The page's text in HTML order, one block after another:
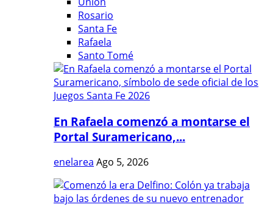
Rosario
Santa Fe
Rafaela
Santo Tomé
En Rafaela comenzó a montarse el
Portal Suramericano,...
enelarea Ago 5, 2026